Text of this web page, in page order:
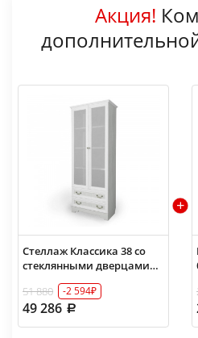
Акция!
Стеллаж Классика 38 со
стеклянными дверцами
Рамух белый
51 880 -2 594₽
49 286